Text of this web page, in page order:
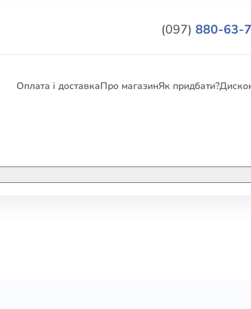
(097) 880-63-
Оплата і доставкаПро магазинЯк придбати?
ЕЛЕКТРОННІ КНИГИ